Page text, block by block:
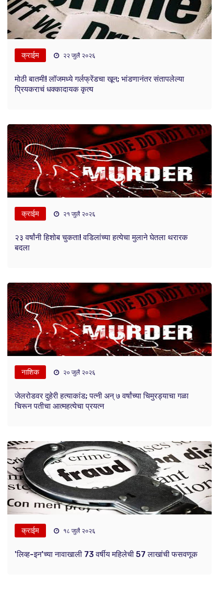
क्राईम २२ जुलै २०२६
मोठी बातमी! लॉजमध्ये गर्लफ्रेंडचा खून; भांडणानंतर संतापलेल्या
प्रियकराचं धक्कादायक कृत्य
क्राईम २१ जुलै २०२६
२३ वर्षांनी हिशोब चुकता! वडिलांच्या हत्येचा मुलाने घेतला थरारक
बदला
नाशिक २० जुलै २०२६
जेलरोडवर दुहेरी हत्याकांड; पत्नी अन् ७ वर्षांच्या चिमुरड्याचा गळा
चिरून पतीचा आत्महत्येचा प्रयत्न
क्राईम १८ जुलै २०२६
'लिव्ह-इन'च्या नावाखाली 73 वर्षीय महिलेची 57 लाखांची फसवणूक